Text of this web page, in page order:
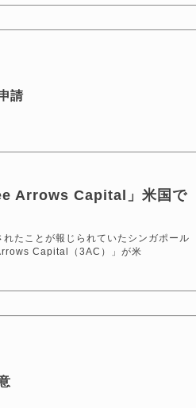
請
Arrows Capital」米国で
たことが報じられていたシンガポール
Capital（3AC）」が米